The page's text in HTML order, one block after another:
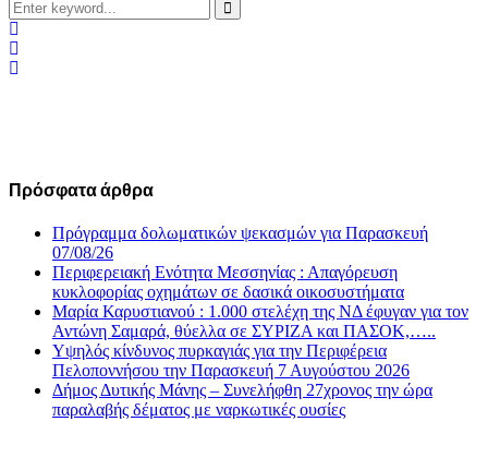
Search
for:
Search
Πρόσφατα άρθρα
Πρόγραμμα δολωματικών ψεκασμών για Παρασκευή
07/08/26
Περιφερειακή Ενότητα Μεσσηνίας : Απαγόρευση
κυκλοφορίας οχημάτων σε δασικά οικοσυστήματα
Μαρία Καρυστιανού : 1.000 στελέχη της ΝΔ έφυγαν για τον
Αντώνη Σαμαρά, θύελλα σε ΣΥΡΙΖΑ και ΠΑΣΟΚ,…..
Υψηλός κίνδυνος πυρκαγιάς για την Περιφέρεια
Πελοποννήσου την Παρασκευή 7 Αυγούστου 2026
Δήμος Δυτικής Μάνης – Συνελήφθη 27χρονος την ώρα
παραλαβής δέματος με ναρκωτικές ουσίες